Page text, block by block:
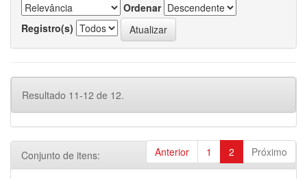
Ordenar
Registro(s)
Resultado 11-12 de 12.
Anterior 1 2 Próximo
Conjunto de itens: